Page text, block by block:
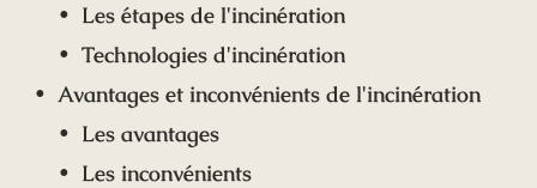
Les étapes de l'incinération
Technologies d'incinération
Avantages et inconvénients de l'incinération
Les avantages
Les inconvénients